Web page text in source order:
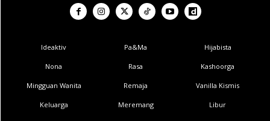
Ideaktiv
Nona
Mingguan Wanita
Keluarga
Pa&Ma
Rasa
Remaja
Meremang
Hijabista
Kashoorga
Vanilla Kismis
Libur